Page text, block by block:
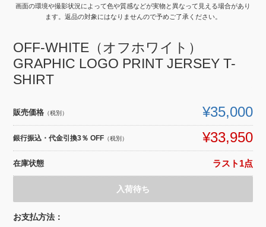
画面の環境や撮影状況によって色や質感などが実物と異なって見える場合があり
ます。返品の対象にはなりませんので予めご了承ください。
OFF-WHITE（オフホワイト）
GRAPHIC LOGO PRINT JERSEY T-
SHIRT
販売価格 （税別） ¥35,000
銀行振込・代金引換3％ OFF （税別） ¥33,950
在庫状態 ラスト1点
入荷待ち
お支払方法：